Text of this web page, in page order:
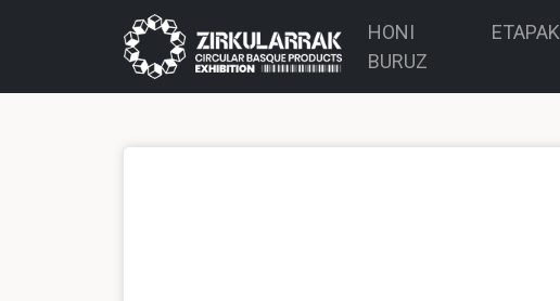
HONI
BURUZ
ETAPAK